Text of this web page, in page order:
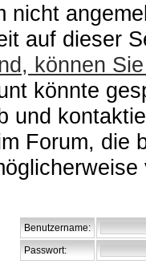
nicht
auf dieser
können
könnte
und
Forum, die
Benutzername:
Passwort: